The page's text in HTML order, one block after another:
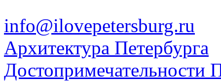
info@ilovepetersburg.ru
Архитектура Петербурга
Достопримечательности